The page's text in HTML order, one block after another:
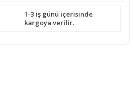
1-3 iş günü içerisinde
kargoya verilir.